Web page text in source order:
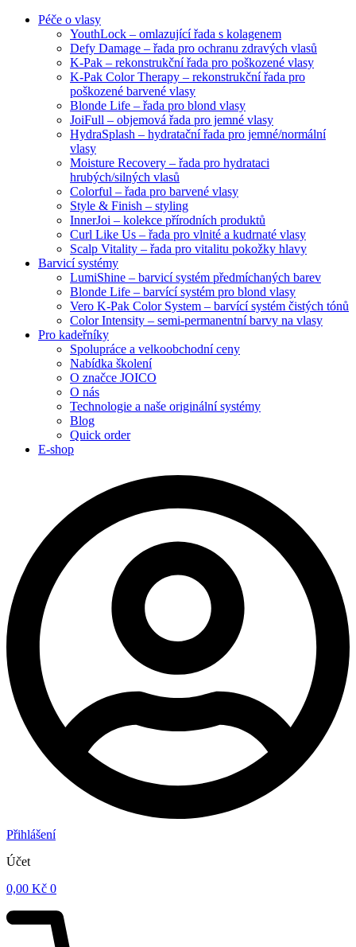
Péče o vlasy
YouthLock – omlazující řada s kolagenem
Defy Damage – řada pro ochranu zdravých vlasů
K-Pak – rekonstrukční řada pro poškozené vlasy
K-Pak Color Therapy – rekonstrukční řada pro
poškozené barvené vlasy
Blonde Life – řada pro blond vlasy
JoiFull – objemová řada pro jemné vlasy
HydraSplash – hydratační řada pro jemné/normální
vlasy
Moisture Recovery – řada pro hydrataci
hrubých/silných vlasů
Colorful – řada pro barvené vlasy
Style & Finish – styling
InnerJoi – kolekce přírodních produktů
Curl Like Us – řada pro vlnité a kudrnaté vlasy
Scalp Vitality – řada pro vitalitu pokožky hlavy
Barvicí systémy
LumiShine – barvicí systém předmíchaných barev
Blonde Life – barvící systém pro blond vlasy
Vero K-Pak Color System – barvící systém čistých tónů
Color Intensity – semi-permanentní barvy na vlasy
Pro kadeřníky
Spolupráce a velkoobchodní ceny
Nabídka školení
O značce JOICO
O nás
Technologie a naše originální systémy
Blog
Quick order
E-shop
Přihlášení
Účet
0,00 Kč 0